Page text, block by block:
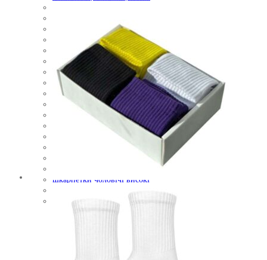
чоловічі носки з принтом
чоловічі шкарпетки
чоловічі шкарпетки з принтом
шкарпетки високі
шкарпетки довгі
шкарпетки довгі жіночі
шкарпетки жіночі
шкарпетки жіночі з принтом
шкарпетки зимові
шкарпетки на новий рік
шкарпетки чоловічі високі
якісні чоловічі шкарпетки